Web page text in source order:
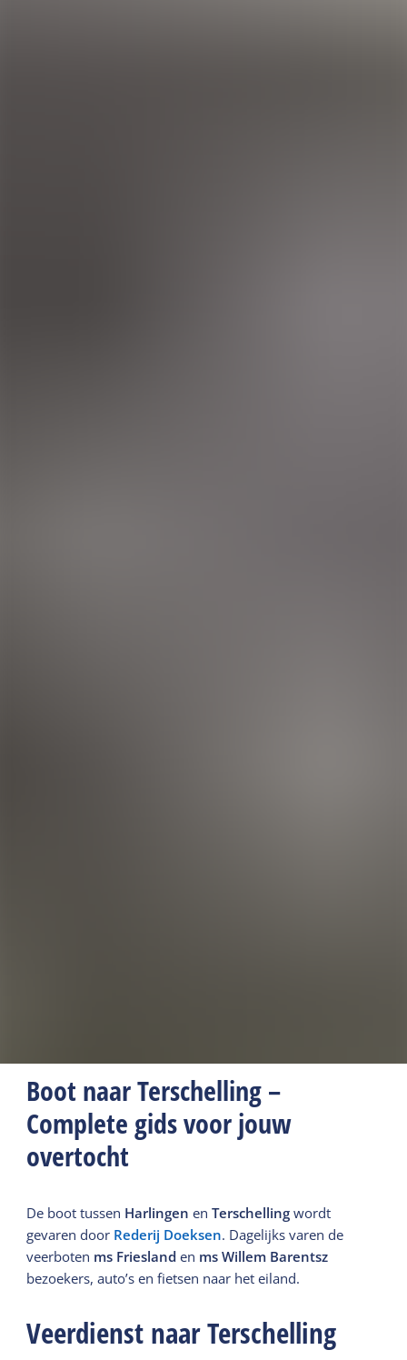
Boot naar Terschelling –
Complete gids voor jouw
overtocht
De boot tussen Harlingen enTerschelling wordt
gevaren door Rederij Doeksen. Dagelijks varen de
veerboten ms Friesland en ms Willem Barentsz
bezoekers, auto’s en fietsen naar het eiland.
Veerdienst naar Terschelling